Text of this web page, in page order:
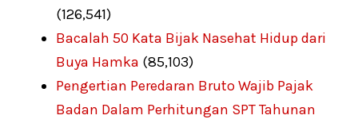
(126,541)
Bacalah 50 Kata Bijak Nasehat Hidup dari
Buya Hamka (85,103)
Pengertian Peredaran Bruto Wajib Pajak
Badan Dalam Perhitungan SPT Tahunan